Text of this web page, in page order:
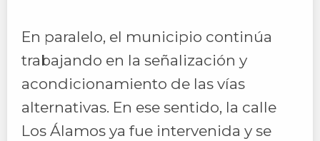
En paralelo, el municipio continúa
trabajando en la señalización y
acondicionamiento de las vías
alternativas. En ese sentido, la calle
Los Álamos ya fue intervenida y se